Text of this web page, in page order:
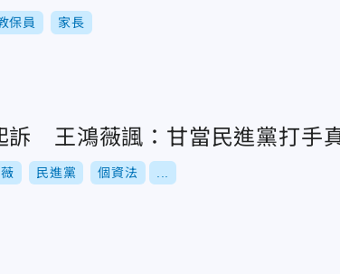
保員 家長
訴 王鴻薇諷：甘當民進黨打手
民進黨 個資法